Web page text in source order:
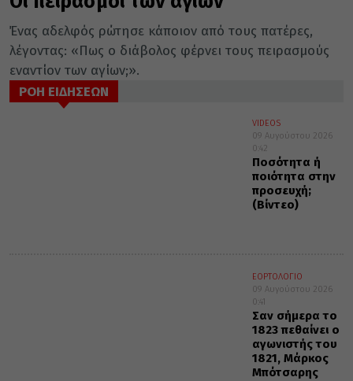
Ένας αδελφός ρώτησε κάποιον από τους πατέρες,
λέγοντας: «Πως ο διάβολος φέρνει τους πειρασμούς
εναντίον των αγίων;».
ΡΟΗ ΕΙΔΗΣΕΩΝ
VIDEOS
09 Αυγούστου 2026
0:42
Ποσότητα ή
ποιότητα στην
προσευχή;
(Βίντεο)
ΕΟΡΤΟΛΟΓΙΟ
09 Αυγούστου 2026
0:41
Σαν σήμερα το
1823 πεθαίνει ο
αγωνιστής του
1821, Μάρκος
Μπότσαρης